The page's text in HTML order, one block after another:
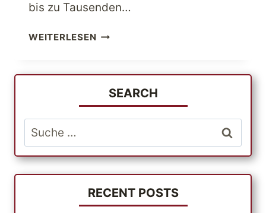
bis zu Tausenden…
WEITERLESENUND
IHR
JUWELIER
VOR
ORT
IHRE
EINZIGE
WAHL?
PROBIEREN
SIE
SEARCH
Suche
nach:
RECENT POSTS